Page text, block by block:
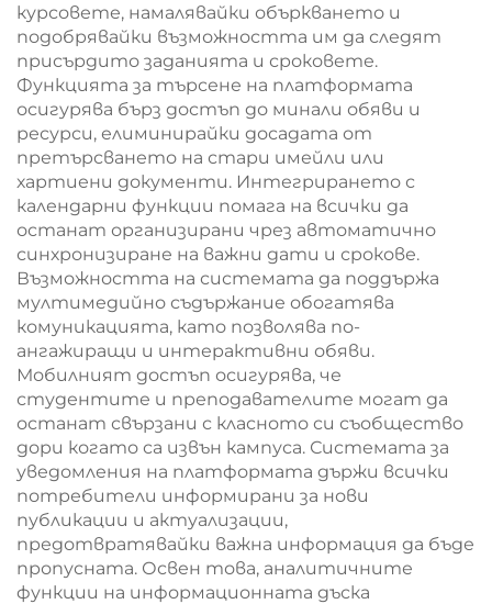
курсовете, намалявайки объркването и
подобрявайки възможността им да следят
присърдито заданията и сроковете.
Функцията за търсене на платформата
осигурява бърз достъп до минали обяви и
ресурси, елиминирайки досадата от
претърсването на стари имейли или
хартиени документи. Интегрирането с
календарни функции помага на всички да
останат организирани чрез автоматично
синхронизиране на важни дати и срокове.
Възможността на системата да поддържа
мултимедийно съдържание обогатява
комуникацията, като позволява по-
ангажиращи и интерактивни обяви.
Мобилният достъп осигурява, че
студентите и преподавателите могат да
останат свързани с класното си съобщество
дори когато са извън кампуса. Системата за
уведомления на платформата държи всички
потребители информирани за нови
публикации и актуализации,
предотвратявайки важна информация да бъде
пропусната. Освен това, аналитичните
функции на информационната дъска